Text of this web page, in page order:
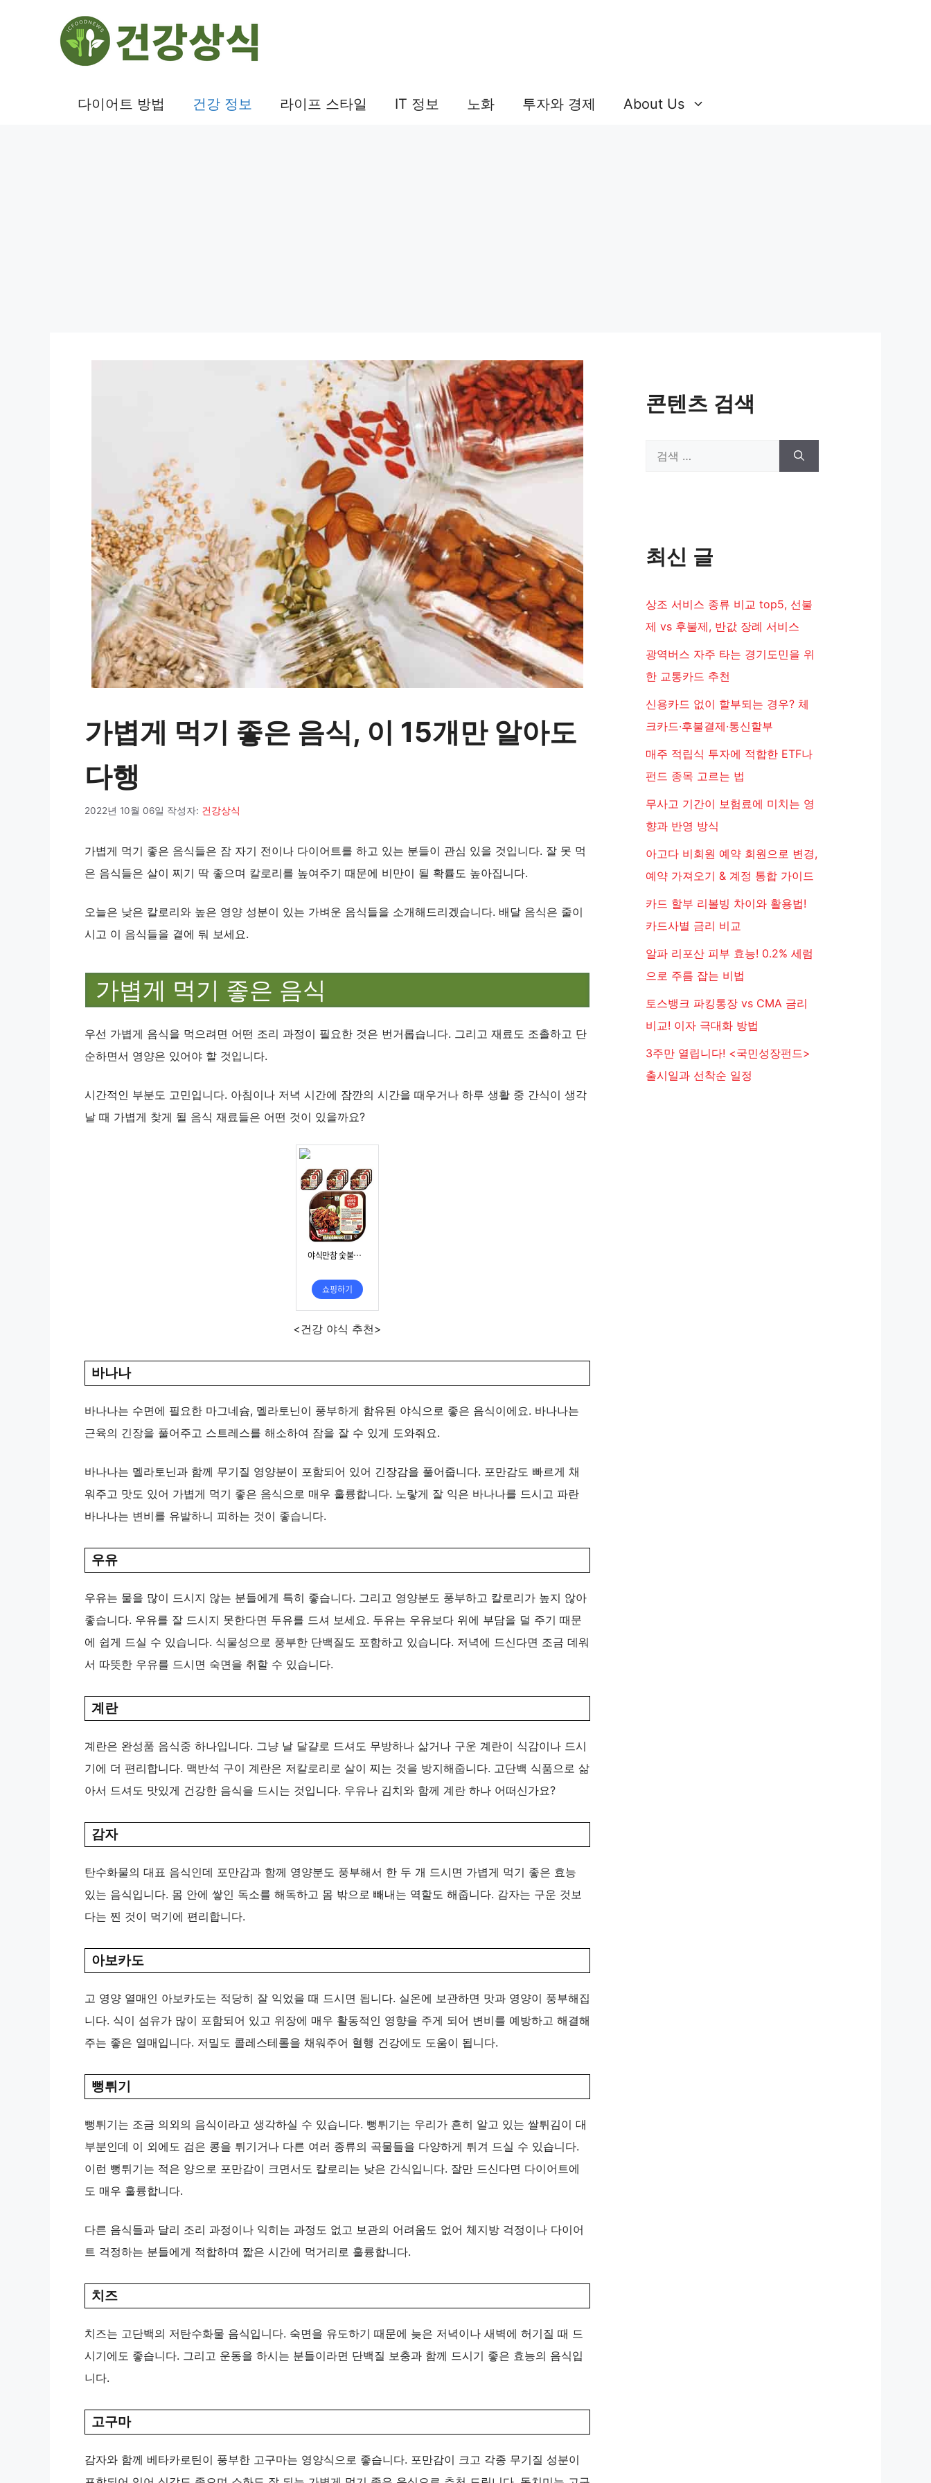
다이어트 방법 건강 정보 라이프 스타일 IT 정보 노화 투자와 경제 About Us
가볍게 먹기 좋은 음식, 이 15개만 알아도
다행
2022년 10월 06일 작성자: 건강상식
가볍게 먹기 좋은 음식들은 잠 자기 전이나 다이어트를 하고 있는 분들이 관심 있을 것입니다. 잘 못 먹
은 음식들은 살이 찌기 딱 좋으며 칼로리를 높여주기 때문에 비만이 될 확률도 높아집니다.
오늘은 낮은 칼로리와 높은 영양 성분이 있는 가벼운 음식들을 소개해드리겠습니다. 배달 음식은 줄이
시고 이 음식들을 곁에 둬 보세요.
가볍게 먹기 좋은 음식
우선 가볍게 음식을 먹으려면 어떤 조리 과정이 필요한 것은 번거롭습니다. 그리고 재료도 조촐하고 단
순하면서 영양은 있어야 할 것입니다.
시간적인 부분도 고민입니다. 아침이나 저녁 시간에 잠깐의 시간을 때우거나 하루 생활 중 간식이 생각
날 때 가볍게 찾게 될 음식 재료들은 어떤 것이 있을까요?
<건강 야식 추천>
바나나
바나나는 수면에 필요한 마그네슘, 멜라토닌이 풍부하게 함유된 야식으로 좋은 음식이에요. 바나나는
근육의 긴장을 풀어주고 스트레스를 해소하여 잠을 잘 수 있게 도와줘요.
바나나는 멜라토닌과 함께 무기질 영양분이 포함되어 있어 긴장감을 풀어줍니다. 포만감도 빠르게 채
워주고 맛도 있어 가볍게 먹기 좋은 음식으로 매우 훌륭합니다. 노랗게 잘 익은 바나나를 드시고 파란
바나나는 변비를 유발하니 피하는 것이 좋습니다.
우유
우유는 물을 많이 드시지 않는 분들에게 특히 좋습니다. 그리고 영양분도 풍부하고 칼로리가 높지 않아
좋습니다. 우유를 잘 드시지 못한다면 두유를 드셔 보세요. 두유는 우유보다 위에 부담을 덜 주기 때문
에 쉽게 드실 수 있습니다. 식물성으로 풍부한 단백질도 포함하고 있습니다. 저녁에 드신다면 조금 데워
서 따뜻한 우유를 드시면 숙면을 취할 수 있습니다.
계란
계란은 완성품 음식중 하나입니다. 그냥 날 달걀로 드셔도 무방하나 삶거나 구운 계란이 식감이나 드시
기에 더 편리합니다. 맥반석 구이 계란은 저칼로리로 살이 찌는 것을 방지해줍니다. 고단백 식품으로 삶
아서 드셔도 맛있게 건강한 음식을 드시는 것입니다. 우유나 김치와 함께 계란 하나 어떠신가요?
감자
탄수화물의 대표 음식인데 포만감과 함께 영양분도 풍부해서 한 두 개 드시면 가볍게 먹기 좋은 효능
있는 음식입니다. 몸 안에 쌓인 독소를 해독하고 몸 밖으로 빼내는 역할도 해줍니다. 감자는 구운 것보
다는 찐 것이 먹기에 편리합니다.
아보카도
고 영양 열매인 아보카도는 적당히 잘 익었을 때 드시면 됩니다. 실온에 보관하면 맛과 영양이 풍부해집
니다. 식이 섬유가 많이 포함되어 있고 위장에 매우 활동적인 영향을 주게 되어 변비를 예방하고 해결해
주는 좋은 열매입니다. 저밀도 콜레스테롤을 채워주어 혈행 건강에도 도움이 됩니다.
뻥튀기
뻥튀기는 조금 의외의 음식이라고 생각하실 수 있습니다. 뻥튀기는 우리가 흔히 알고 있는 쌀튀김이 대
부분인데 이 외에도 검은 콩을 튀기거나 다른 여러 종류의 곡물들을 다양하게 튀겨 드실 수 있습니다.
이런 뻥튀기는 적은 양으로 포만감이 크면서도 칼로리는 낮은 간식입니다. 잘만 드신다면 다이어트에
도 매우 훌륭합니다.
다른 음식들과 달리 조리 과정이나 익히는 과정도 없고 보관의 어려움도 없어 체지방 걱정이나 다이어
트 걱정하는 분들에게 적합하며 짧은 시간에 먹거리로 훌륭합니다.
치즈
치즈는 고단백의 저탄수화물 음식입니다. 숙면을 유도하기 때문에 늦은 저녁이나 새벽에 허기질 때 드
시기에도 좋습니다. 그리고 운동을 하시는 분들이라면 단백질 보충과 함께 드시기 좋은 효능의 음식입
니다.
고구마
감자와 함께 베타카로틴이 풍부한 고구마는 영양식으로 좋습니다. 포만감이 크고 각종 무기질 성분이
콘텐츠 검색
최신 글
상조 서비스 종류 비교 top5, 선불
제 vs 후불제, 반값 장례 서비스
광역버스 자주 타는 경기도민을 위
한 교통카드 추천
신용카드 없이 할부되는 경우? 체
크카드·후불결제·통신할부
매주 적립식 투자에 적합한 ETF나
펀드 종목 고르는 법
무사고 기간이 보험료에 미치는 영
향과 반영 방식
아고다 비회원 예약 회원으로 변경,
예약 가져오기 & 계정 통합 가이드
카드 할부 리볼빙 차이와 활용법!
카드사별 금리 비교
알파 리포산 피부 효능! 0.2% 세럼
으로 주름 잡는 비법
토스뱅크 파킹통장 vs CMA 금리
비교! 이자 극대화 방법
3주만 열립니다! <국민성장펀드>
출시일과 선착순 일정